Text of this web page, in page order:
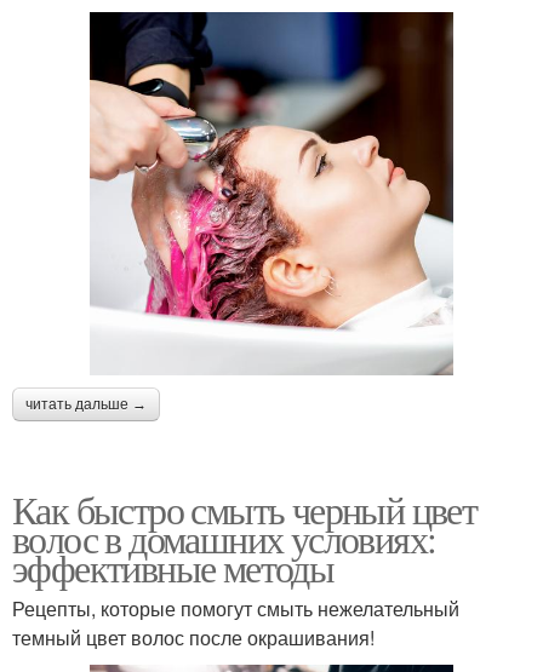
читать дальше →
Как быстро смыть черный цвет
волос в домашних условиях:
эффективные методы
Рецепты, которые помогут смыть нежелательный
темный цвет волос после окрашивания!